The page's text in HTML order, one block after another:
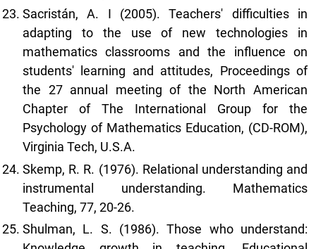
Sacristán, A. I (2005). Teachers' difficulties in
adapting to the use of new technologies in
mathematics classrooms and the influence on
students' learning and attitudes, Proceedings of
the 27 annual meeting of the North American
Chapter of The International Group for the
Psychology of Mathematics Education, (CD-ROM),
Virginia Tech, U.S.A.
Skemp, R. R. (1976). Relational understanding and
instrumental understanding. Mathematics
Teaching, 77, 20-26.
Shulman, L. S. (1986). Those who understand: